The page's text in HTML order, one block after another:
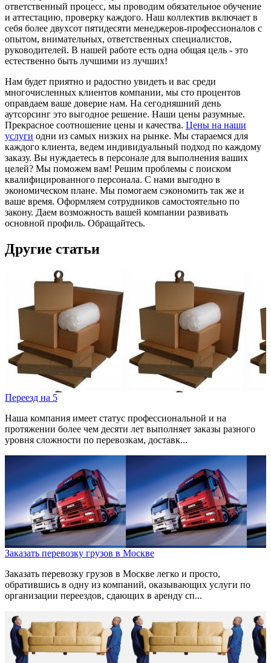
ответственный процесс, мы проводим обязательное обучение
и аттестацию, проверку каждого. Наш коллектив включает в
себя более двухсот пятидесяти менеджеров-профессионалов с
опытом, внимательных, ответственных специалистов,
руководителей. В нашей работе есть одна общая цель - это
естественно быть лучшими из лучших!
Нам будет приятно и радостно увидеть и вас среди
многочисленных клиентов компании, мы сто процентов
оправдаем ваше доверие нам. На сегодняшний день
аутсорсинг это выгодное решение. Наши цены разумные.
Прекрасное соотношение цены и качества. Цены на наши
услуги одни из самых низких на рынке. Мы стараемся для
каждого клиента, ведем индивидуальный подход по каждому
заказу. Вы нуждаетесь в персонале для выполнения ваших
целей? Мы поможем вам! Решим проблемы с поиском
квалифицированного персонала. С нами выгодно в
экономическом плане. Мы помогаем сэкономить так же и
ваше время. Оформляем сотрудников самостоятельно по
закону. Даем возможность вашей компании развивать
основной профиль. Обращайтесь.
Другие статьи
Переезд на 5
Наша компания имеет статус профессиональной и на
протяжении более чем десяти лет выполняет заказы разного
уровня сложности по перевозкам, доставк...
Заказать перевозку грузов в Москве
Заказать перевозку грузов в Москве легко и просто,
обратившись в одну из компаний, оказывающих услуги по
организации переездов, сдающих в аренду сп...